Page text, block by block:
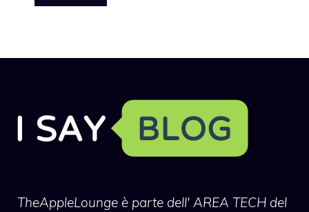
TheAppleLounge è parte dell' AREA TECH del